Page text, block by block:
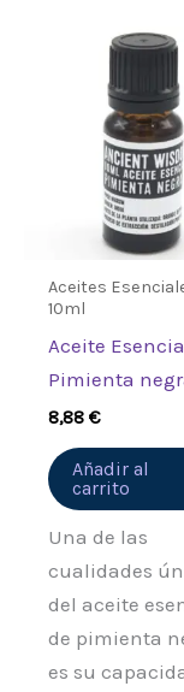
Aceites
10ml
Aceite
Pimienta
8,88€
Añadir al
carrito
Una de las
cualidades
del aceite
de pimienta
es su